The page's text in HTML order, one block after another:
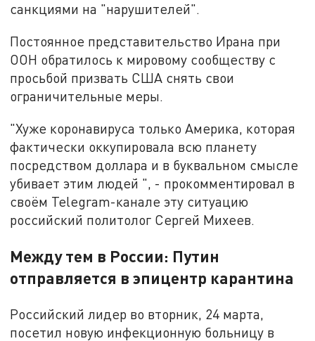
санкциями на "нарушителей".
Постоянное представительство Ирана при
ООН обратилось к мировому сообществу с
просьбой призвать США снять свои
ограничительные меры.
"Хуже коронавируса только Америка, которая
фактически оккупировала всю планету
посредством доллара и в буквальном смысле
убивает этим людей ", - прокомментировал в
своём Telegram-канале эту ситуацию
российский политолог Сергей Михеев.
Между тем в России: Путин
отправляется в эпицентр карантина
Российский лидер во вторник, 24 марта,
посетил новую инфекционную больницу в